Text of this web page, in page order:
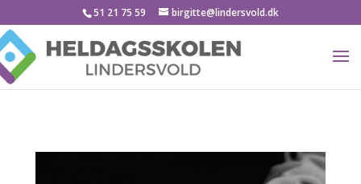
51 21 75 59 birgitte@lindersvold.dk